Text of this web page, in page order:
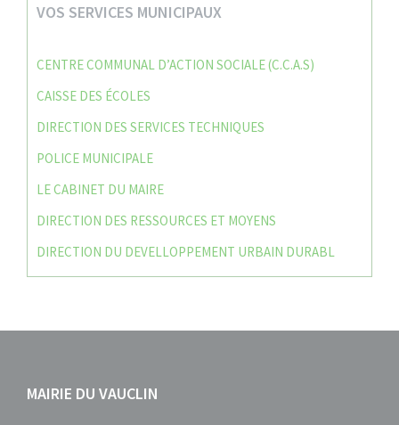
VOS SERVICES MUNICIPAUX
CENTRE COMMUNAL D’ACTION SOCIALE (C.C.A.S)
CAISSE DES ÉCOLES
DIRECTION DES SERVICES TECHNIQUES
POLICE MUNICIPALE
LE CABINET DU MAIRE
DIRECTION DES RESSOURCES ET MOYENS
DIRECTION DU DEVELLOPPEMENT URBAIN DURABL
MAIRIE DU VAUCLIN